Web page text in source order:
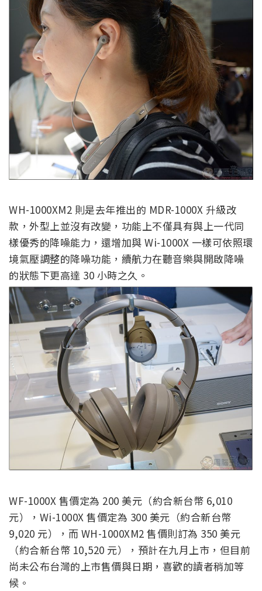
WH-1000XM2 則是去年推出的 MDR-1000X 升級改
款，外型上並沒有改變，功能上不僅具有與上一代同
樣優秀的降噪能力，還增加與 Wi-1000X 一樣可依照環
境氣壓調整的降噪功能，續航力在聽音樂與開啟降噪
的狀態下更高達 30 小時之久。
WF-1000X 售價定為 200 美元（約合新台幣 6,010
元），Wi-1000X 售價定為 300 美元（約合新台幣
9,020 元），而 WH-1000XM2 售價則訂為 350 美元
（約合新台幣 10,520 元），預計在九月上市，但目前
尚未公布台灣的上市售價與日期，喜歡的讀者稍加等
候。